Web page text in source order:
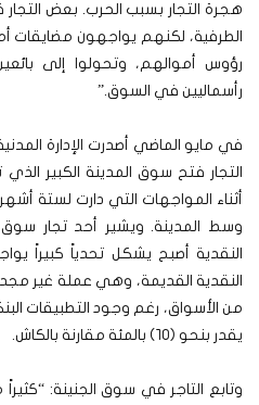
هجرة التجار بسبب الحرب. بعض التجار
الطرفية، لكنهم يواجهون مضايقات
رؤوس أموالهم، وتحولوا إلى
رأسماليين في السوق.”
في مايو الماضي أصدرت الإدارة
التجار فتح سوق المدينة الكبير
أثناء المواجهات التي دارت لستة
وسط المدينة. ويشير أحد تجار
النقدية أصبح يشكل تحدياً كبيراً
النقدية القديمة، وهي عملة غير
من الأسواق، رغم وجود التطبيقات
يقدر بنحو (١٠) بالمئة مقارنة بالكاش.
وتابع التاجر في سوق الجنينة: